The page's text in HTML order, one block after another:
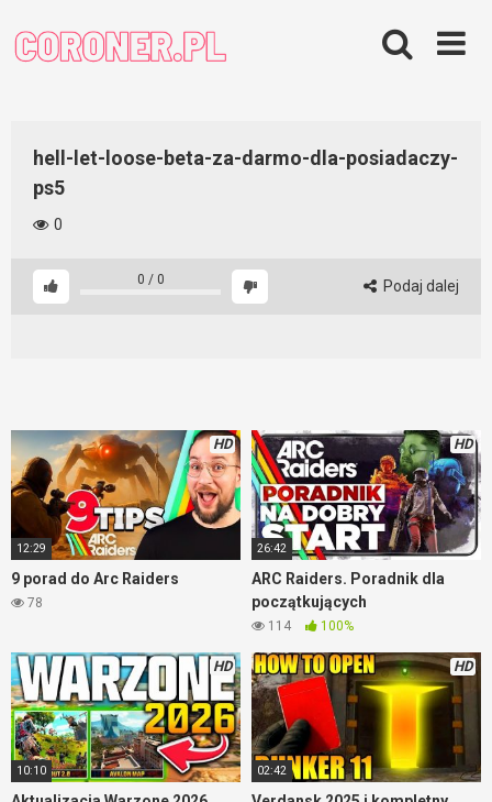
content
hell-let-loose-beta-za-darmo-dla-posiadaczy-
ps5
0
0 / 0 Podaj dalej
HD
12:29
9 porad do Arc Raiders
78
HD
26:42
ARC Raiders. Poradnik dla
początkujących
114 100%
HD
10:10
HD
02:42